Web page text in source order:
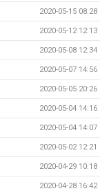
2020-05-15 08:28
2020-05-12 12:13
2020-05-08 12:34
2020-05-07 14:56
2020-05-05 20:26
2020-05-04 14:16
2020-05-04 14:07
2020-05-02 12:21
2020-04-29 10:18
2020-04-28 16:42